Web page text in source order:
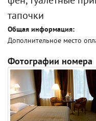
тапочки
Общая информация:
Дополнительное место
Фотографии номера